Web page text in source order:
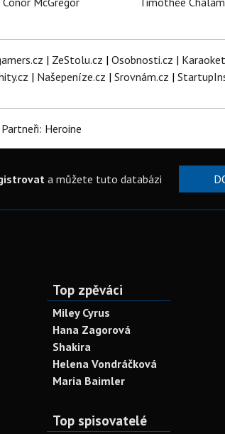
| ZeStolu.cz | Osobnosti.cz |
| Našepeníze.cz | Srovnám.cz |
Partneři: Heroine
a můžete tuto databázi
Top zpěváci
Miley Cyrus
Hana Zagorová
Shakira
Helena Vondráčková
Maria Baimler
Top spisovatelé